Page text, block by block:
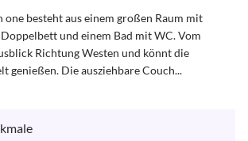
one besteht aus einem großen Raum mit
und einem Bad mit WC. Vom
Richtung Westen und könnt die
genießen. Die ausziehbare Couch...